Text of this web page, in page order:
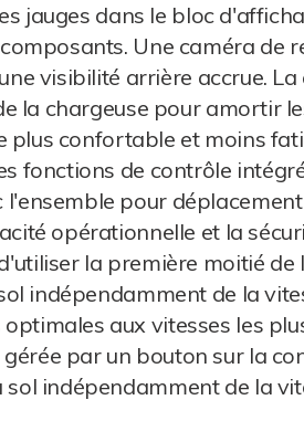
jauges dans le bloc
Une caméra de
visibilité arrière accrue.
la chargeuse pour amortir
plus confortable et moins
fonctions de contrôle
pour
opérationnelle et la
la première moitié de
indépendamment de la
aux vitesses les
par un bouton sur la
indépendamment de la